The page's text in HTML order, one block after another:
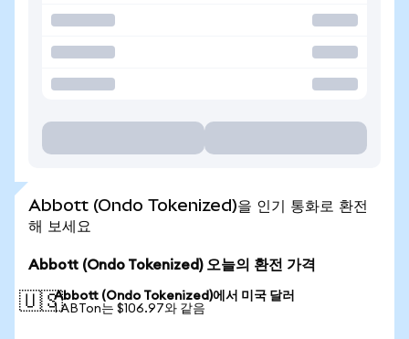
Abbott (Ondo Tokenized)을 인기 통화로 환전
해 보세요
Abbott (Ondo Tokenized) 오늘의 환전 가격
🇺🇸Abbott (Ondo Tokenized)에서 미국 달러
1 ABTon는 $106.97와 같음